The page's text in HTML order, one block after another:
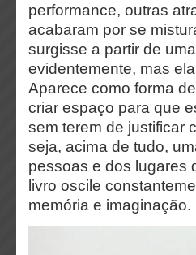
performance, outras
acabaram por se
surgisse a partir de
evidentemente, mas
Aparece como forma
criar espaço para que
sem terem de justificar
seja, acima de tudo,
pessoas e dos lugares
livro oscile
memória e imaginação.